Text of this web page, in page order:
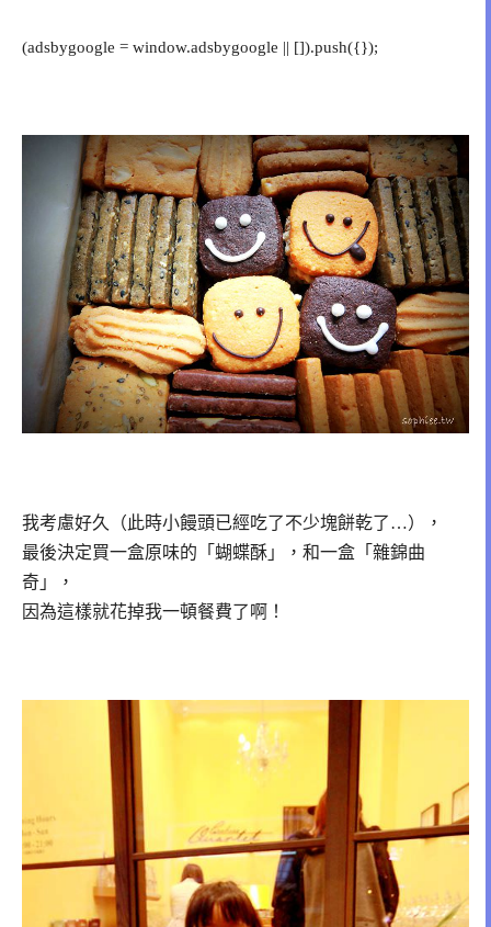
(adsbygoogle = window.adsbygoogle || []).push({});
我考慮好久（此時小饅頭已經吃了不少塊餅乾了…），
最後決定買一盒原味的「蝴蝶酥」，和一盒「雜錦曲
奇」，
因為這樣就花掉我一頓餐費了啊！